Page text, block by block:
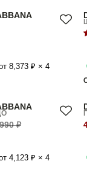
8,373 ₽ × 4
₽
4,123 ₽ × 4